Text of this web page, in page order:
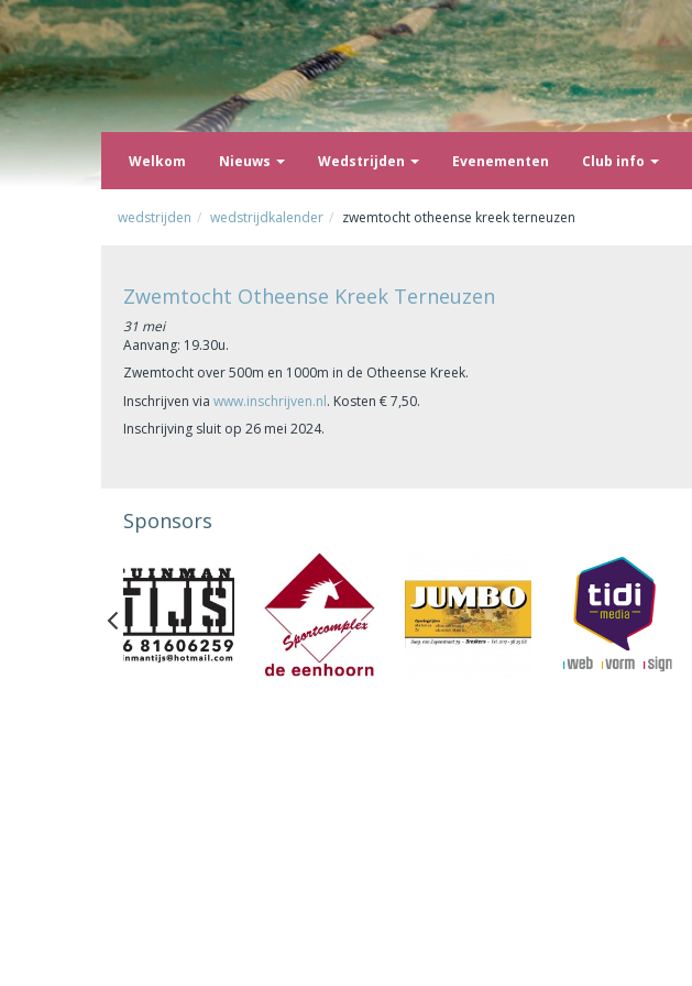
Welkom Nieuws Wedstrijden Evenementen Club info
wedstrijden wedstrijdkalender zwemtocht otheense kreek terneuzen
Zwemtocht Otheense Kreek Terneuzen
31 mei
Aanvang: 19.30u.
Zwemtocht over 500m en 1000m in de Otheense Kreek.
Inschrijven via www.inschrijven.nl. Kosten € 7,50.
Inschrijving sluit op 26 mei 2024.
Sponsors
Previous